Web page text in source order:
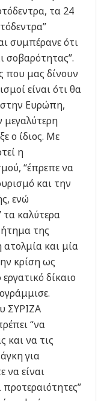
τα 24
συμπέρανε ότι
σοβαρότητας”.
που μας δίνουν
είναι ότι θα
στην Ευρώπη,
μεγαλύτερη
ο ίδιος. Με
η
“έπρεπε να
και την
ενώ
τα καλύτερα
της
ατολμία και μία
κρίση ως
δίκαιο
ΣΥΡΙΖΑ
“να
και να τις
για
να είναι